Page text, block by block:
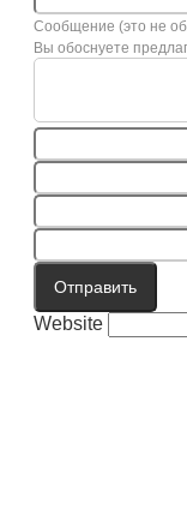
Сообщение (это не
Вы обоснуете
Отправить
Website